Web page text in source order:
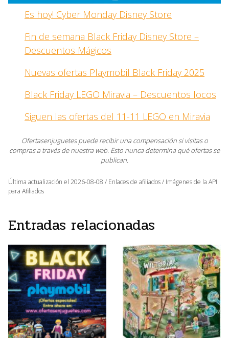
Es hoy! Cyber Monday Disney Store
Fin de semana Black Friday Disney Store –
Descuentos Mágicos
Nuevas ofertas Playmobil Black Friday 2025
Black Friday LEGO Miravia – Descuentos locos
Siguen las ofertas del 11-11 LEGO en Miravia
Ofertasenjuguetes puede recibir una compensación si visitas o
compras a través de nuestra web. Esto nunca determina qué ofertas se
publican.
Última actualización el 2026-08-08 / Enlaces de afiliados / Imágenes de la API
para Afiliados
Entradas relacionadas